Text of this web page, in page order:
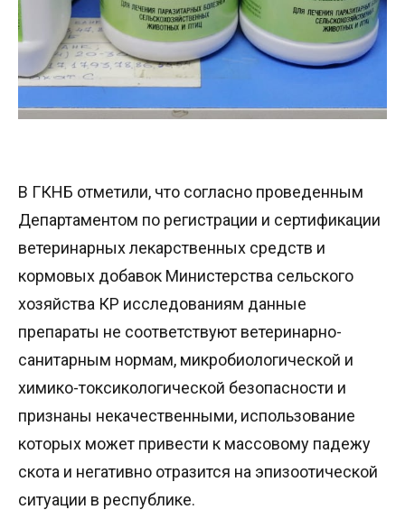
В ГКНБ отметили, что согласно проведенным
Департаментом по регистрации и сертификации
ветеринарных лекарственных средств и
кормовых добавок Министерства сельского
хозяйства КР исследованиям данные
препараты не соответствуют ветеринарно-
санитарным нормам, микробиологической и
химико-токсикологической безопасности и
признаны некачественными, использование
которых может привести к массовому падежу
скота и негативно отразится на эпизоотической
ситуации в республике.